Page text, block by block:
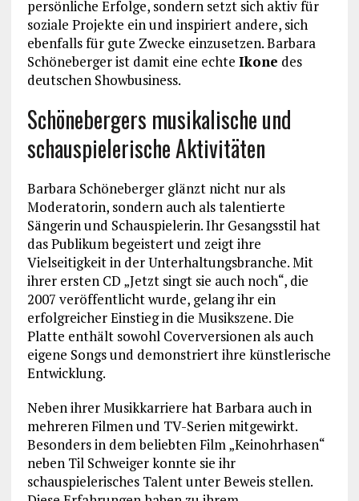
persönliche Erfolge, sondern setzt sich aktiv für
soziale Projekte ein und inspiriert andere, sich
ebenfalls für gute Zwecke einzusetzen. Barbara
Schöneberger ist damit eine echte Ikone des
deutschen Showbusiness.
Schönebergers musikalische und
schauspielerische Aktivitäten
Barbara Schöneberger glänzt nicht nur als
Moderatorin, sondern auch als talentierte
Sängerin und Schauspielerin. Ihr Gesangsstil hat
das Publikum begeistert und zeigt ihre
Vielseitigkeit in der Unterhaltungsbranche. Mit
ihrer ersten CD „Jetzt singt sie auch noch“, die
2007 veröffentlicht wurde, gelang ihr ein
erfolgreicher Einstieg in die Musikszene. Die
Platte enthält sowohl Coverversionen als auch
eigene Songs und demonstriert ihre künstlerische
Entwicklung.
Neben ihrer Musikkarriere hat Barbara auch in
mehreren Filmen und TV-Serien mitgewirkt.
Besonders in dem beliebten Film „Keinohrhasen“
neben Til Schweiger konnte sie ihr
schauspielerisches Talent unter Beweis stellen.